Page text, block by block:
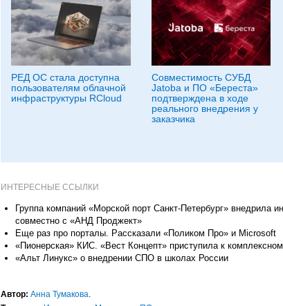
РЕД ОС стала доступна
пользователям облачной
инфраструктуры RCloud
Совместимость СУБД
Jatoba и ПО «Береста»
подтверждена в ходе
реального внедрения у
заказчика
ИНТЕРЕСНЫЕ ССЫЛКИ
Группа компаний «Морской порт Санкт-Петербург»
совместно с «АНД Проджект»
Еще раз про порталы. Рассказали «Поликом Про» и Microsoft
«Пионерская» КИС. «Вест Концепт» приступила к
«Альт Линукс» о внедрении СПО в школах России
Автор: Анна Тумакова.